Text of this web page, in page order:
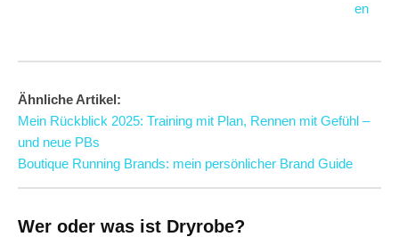
en
Ähnliche Artikel:
Mein Rückblick 2025: Training mit Plan, Rennen mit Gefühl –
und neue PBs
Boutique Running Brands: mein persönlicher Brand Guide
Wer oder was ist Dryrobe?